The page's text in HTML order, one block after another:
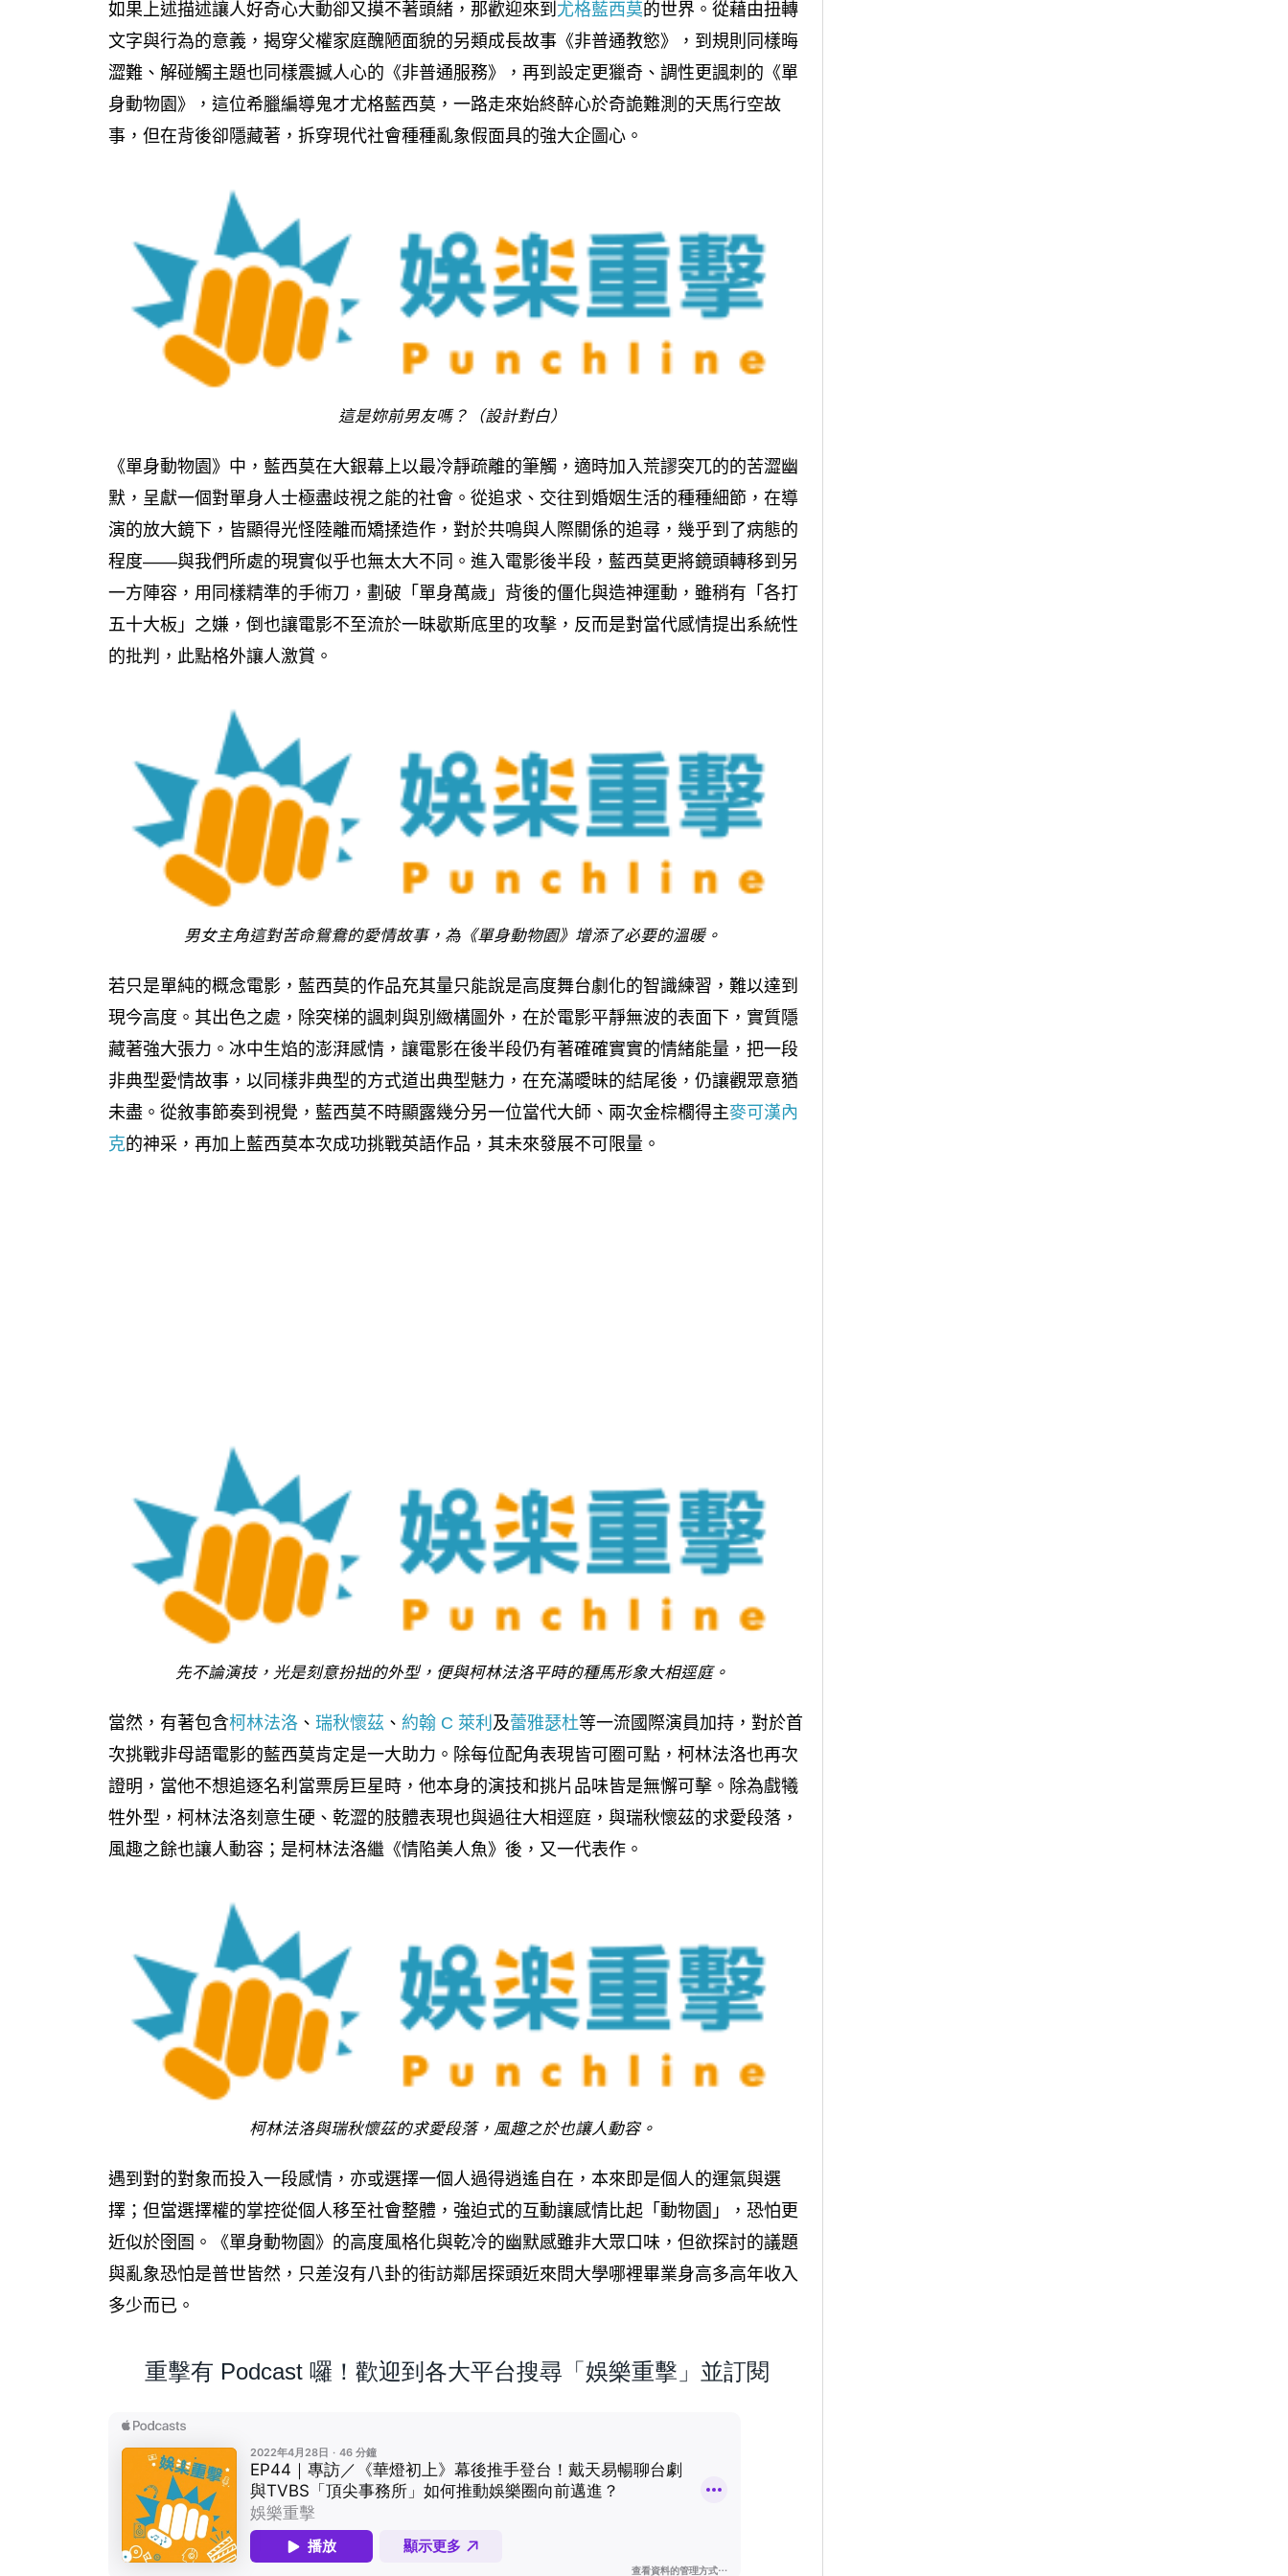
如果上述描述讓人好奇心大動卻又摸不著頭緒，那歡迎來到 尤格藍西莫的世界。從藉由扭轉
文字與行為的意義，揭穿父權家庭醜陋面貌的另類成長故事《非普通教慾》，到規則同樣晦
澀難、解碰觸主題也同樣震撼人心的《非普通服務》，再到設定更獵奇、調性更諷刺的《單
身動物園》，這位希臘編導鬼才尤格藍西莫，一路走來始終醉心於奇詭難測的天馬行空故
事，但在背後卻隱藏著，拆穿現代社會種種亂象假面具的強大企圖心。
這是妳前男友嗎？（設計對白）
《單身動物園》中，藍西莫在大銀幕上以最冷靜疏離的筆觸，適時加入荒謬突兀的的苦澀幽
默，呈獻一個對單身人士極盡歧視之能的社會。從追求、交往到婚姻生活的種種細節，在導
演的放大鏡下，皆顯得光怪陸離而矯揉造作，對於共鳴與人際關係的追尋，幾乎到了病態的
程度——與我們所處的現實似乎也無太大不同。進入電影後半段，藍西莫更將鏡頭轉移到另
一方陣容，用同樣精準的手術刀，劃破「單身萬歲」背後的僵化與造神運動，雖稍有「各打
五十大板」之嫌，倒也讓電影不至流於一昧歇斯底里的攻擊，反而是對當代感情提出系統性
的批判，此點格外讓人激賞。
男女主角這對苦命鴛鴦的愛情故事，為《單身動物園》增添了必要的溫暖。
若只是單純的概念電影，藍西莫的作品充其量只能說是高度舞台劇化的智識練習，難以達到
現今高度。其出色之處，除突梯的諷刺與別緻構圖外，在於電影平靜無波的表面下，實質隱
藏著強大張力。冰中生焰的澎湃感情，讓電影在後半段仍有著確確實實的情緒能量，把一段
非典型愛情故事，以同樣非典型的方式道出典型魅力，在充滿曖昧的結尾後，仍讓觀眾意猶
未盡。從敘事節奏到視覺，藍西莫不時顯露幾分另一位當代大師、兩次金棕櫚得主麥可漢內
克的神采，再加上藍西莫本次成功挑戰英語作品，其未來發展不可限量。
先不論演技，光是刻意扮拙的外型，便與柯林法洛平時的種馬形象大相逕庭。
當然，有著包含柯林法洛 、 瑞秋懷茲 、 約翰 C 萊利 及蕾雅瑟杜等一流國際演員加持，對於首
次挑戰非母語電影的藍西莫肯定是一大助力。除每位配角表現皆可圈可點，柯林法洛也再次
證明，當他不想追逐名利當票房巨星時，他本身的演技和挑片品味皆是無懈可擊。除為戲犧
牲外型，柯林法洛刻意生硬、乾澀的肢體表現也與過往大相逕庭，與瑞秋懷茲的求愛段落，
風趣之餘也讓人動容；是柯林法洛繼《情陷美人魚》後，又一代表作。
柯林法洛與瑞秋懷茲的求愛段落，風趣之於也讓人動容。
遇到對的對象而投入一段感情，亦或選擇一個人過得逍遙自在，本來即是個人的運氣與選
擇；但當選擇權的掌控從個人移至社會整體，強迫式的互動讓感情比起「動物園」，恐怕更
近似於囹圄。《單身動物園》的高度風格化與乾冷的幽默感雖非大眾口味，但欲探討的議題
與亂象恐怕是普世皆然，只差沒有八卦的街訪鄰居探頭近來問大學哪裡畢業身高多高年收入
多少而已。
重擊有 Podcast 囉！歡迎到各大平台搜尋「娛樂重擊」並訂閱